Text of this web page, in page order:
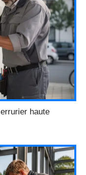
haute